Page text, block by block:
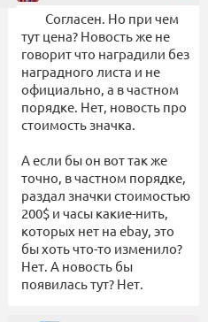
Согласен. Но при чем
тут цена? Новость же не
говорит что наградили без
наградного листа и не
официально, а в частном
порядке. Нет, новость про
стоимость значка.
А если бы он вот так же
точно, в частном порядке,
раздал значки стоимостью
200$ и часы какие-нить,
которых нет на ebay, это
бы хоть что-то изменило?
Нет. А новость бы
появилась тут? Нет.